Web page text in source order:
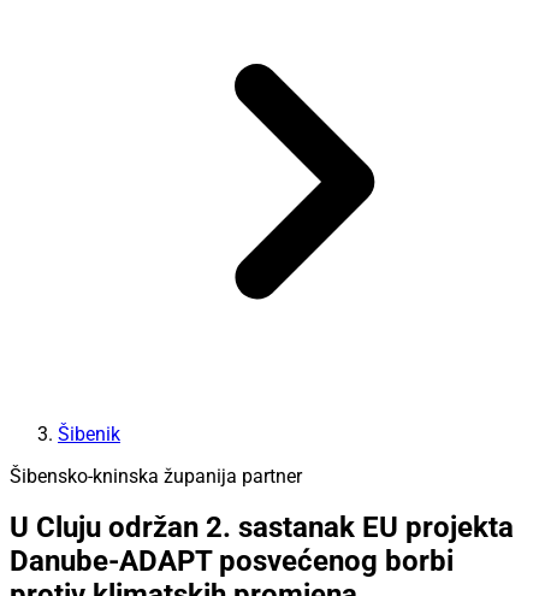
Šibenik
Šibensko-kninska županija partner
U Cluju održan 2. sastanak EU projekta
Danube-ADAPT posvećenog borbi